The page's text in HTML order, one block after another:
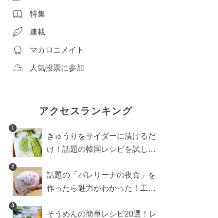
特集
連載
マカロニメイト
人気投票に参加
アクセスランキング
1
きゅうりをサイダーに漬けるだ
け！話題の韓国レシピを試した
2
話題の「バレリーナの夜食」を
作ったら魅力がわかった！工程
3
そうめんの簡単レシピ20選！レ